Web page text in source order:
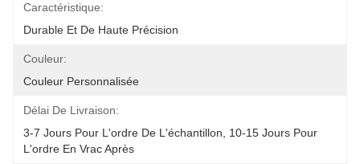
Caractéristique:
Durable Et De Haute Précision
Couleur:
Couleur Personnalisée
Délai De Livraison:
3-7 Jours Pour L'ordre De L'échantillon, 10-15 Jours Pour
L'ordre En Vrac Après